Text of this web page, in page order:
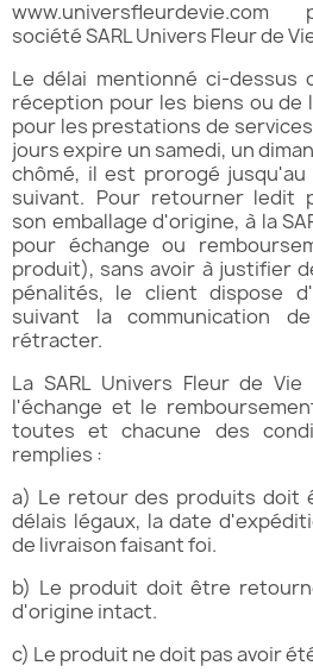
société SARL Univers Fleur de
Le délai mentionné ci-
réception pour les biens ou
pour les prestations de
jours expire un samedi, un
chômé, il est prorogé
suivant. Pour retourner ledit
son emballage d'origine, à la
pour échange ou
produit), sans avoir à justifier
pénalités, le client dispose
suivant la communication
rétracter.
La SARL Univers Fleur de
l'échange et le
toutes et chacune des
remplies :
a) Le retour des produits doit
délais légaux, la date
de livraison faisant foi.
b) Le produit doit être
d'origine intact.
c) Le produit ne doit pas avoir